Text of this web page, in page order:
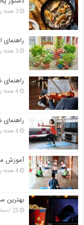
3 هفته پیش
3 هفته پیش
4 هفته پیش
4 هفته پیش
آموزش
4 هفته پیش
بهترین
25 /دسامبر/ 2024